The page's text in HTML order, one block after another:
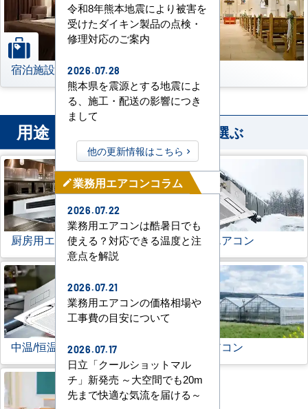
宿泊施設
用途 から業務用エアコンを選ぶ
厨房用エアコン 寒冷地用エアコン
中温/恒温用エアコン 農業用エアコン
令和8年熊本地震により被害を
受けたダイキン製品の点検・
修理対応のご案内
2026.07.28
熊本県を震源とする地震によ
る、施工・配送の影響につき
まして
他の更新情報はこちら
mode_edit業務用エアコンコラム
2026.07.22
業務用エアコンは酷暑日でも
使える？対応できる温度と注
意点を解説
2026.07.21
業務用エアコンの価格相場や
工事費の目安について
2026.07.17
日立「クールショットマル
チ」新発売 ～大空間でも20m
先まで快適な気流を届ける～